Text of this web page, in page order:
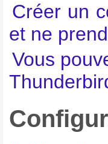
Créer un
et ne
Vous